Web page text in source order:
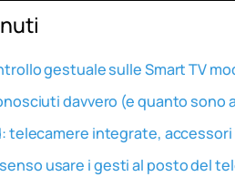
gestuale sulle Smart TV
davvero (e quanto sono
telecamere integrate,
usare i gesti al posto del